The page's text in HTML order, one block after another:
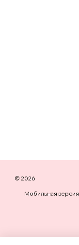
© 2026
Мобильная версия